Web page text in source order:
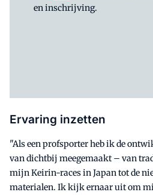
en inschrijving.
Ervaring inzetten
"Als een profsporter heb ik de
van dichtbij meegemaakt – van
mijn Keirin-races in Japan tot de
materialen. Ik kijk ernaar uit om